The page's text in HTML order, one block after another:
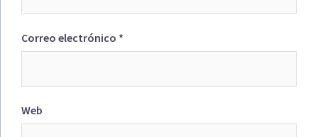
Correo electrónico *
Web